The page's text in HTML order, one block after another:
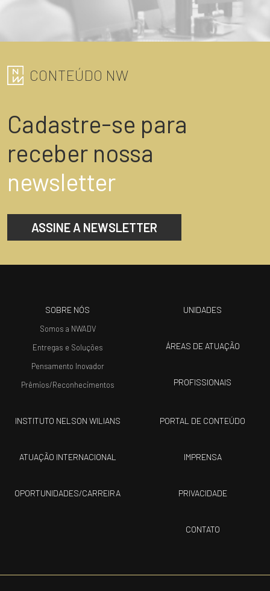
CONTEÚDO NW
Cadastre-se para
receber nossa
newsletter
ASSINE A NEWSLETTER
SOBRE NÓS
Somos a NWADV
Entregas e Soluções
Pensamento Inovador
Prêmios/Reconhecimentos
UNIDADES
ÁREAS DE ATUAÇÃO
PROFISSIONAIS
INSTITUTO NELSON WILIANS
ATUAÇÃO INTERNACIONAL
OPORTUNIDADES/CARREIRA
PORTAL DE CONTEÚDO
IMPRENSA
PRIVACIDADE
CONTATO